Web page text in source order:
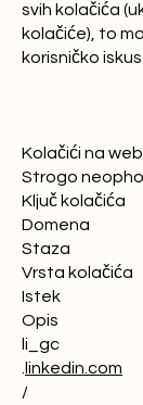
svih kolačića
kolačiće), to
korisničko
Kolačići na
Strogo
Ključ kolačića
Domena
Staza
Vrsta kolačića
Istek
Opis
li_gc
linkedin.com
/